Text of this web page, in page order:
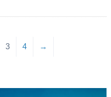
3 4 →